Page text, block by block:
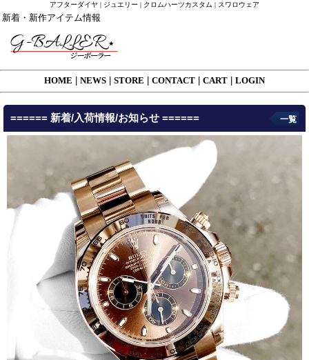
アフターダイヤ | ジュエリー | クロムハーツカスタム | スワロウェア
新着・新作アイテム情報
HOME NEWS STORE CONTACT CART LOGIN
====== 新着/入荷情報/お知らせ ====== 一覧